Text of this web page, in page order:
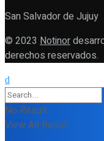
San Salvador de Jujuy
© 2023 Notinor
derechos reservados.
No Result
View All Result